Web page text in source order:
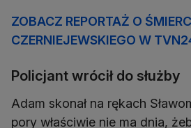
ZOBACZ REPORTAŻ O
CZERNIEJEWSKIEGO W
Policjant wrócił do służby
Adam skonał na rękach
pory właściwie nie ma dnia,